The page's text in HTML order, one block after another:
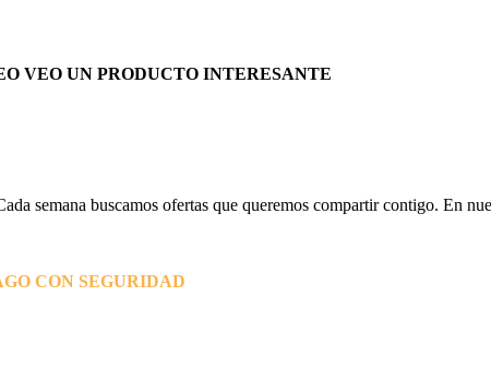
VEO UN PRODUCTO INTERESANTE
semana buscamos ofertas que queremos compartir contigo. En
CON SEGURIDAD